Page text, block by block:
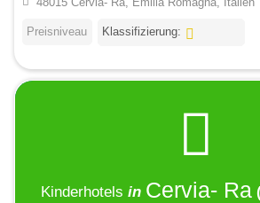
Preisniveau Klassifizierung:
Kinderhotels in Cervia- Ra